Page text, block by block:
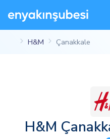
H&M Çanakkale
H&M